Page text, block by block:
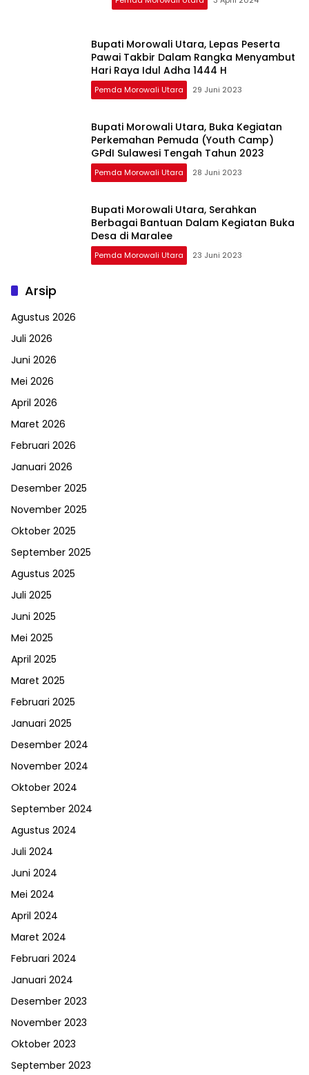
Bupati Morowali Utara, Lepas Peserta
Pawai Takbir Dalam Rangka Menyambut
Hari Raya Idul Adha 1444 H
Pemda Morowali Utara 29 Juni 2023
Bupati Morowali Utara, Buka Kegiatan
Perkemahan Pemuda (Youth Camp)
GPdI Sulawesi Tengah Tahun 2023
Pemda Morowali Utara 28 Juni 2023
Bupati Morowali Utara, Serahkan
Berbagai Bantuan Dalam Kegiatan Buka
Desa di Maralee
Pemda Morowali Utara 23 Juni 2023
Arsip
Agustus 2026
Juli 2026
Juni 2026
Mei 2026
April 2026
Maret 2026
Februari 2026
Januari 2026
Desember 2025
November 2025
Oktober 2025
September 2025
Agustus 2025
Juli 2025
Juni 2025
Mei 2025
April 2025
Maret 2025
Februari 2025
Januari 2025
Desember 2024
November 2024
Oktober 2024
September 2024
Agustus 2024
Juli 2024
Juni 2024
Mei 2024
April 2024
Maret 2024
Februari 2024
Januari 2024
Desember 2023
November 2023
Oktober 2023
September 2023